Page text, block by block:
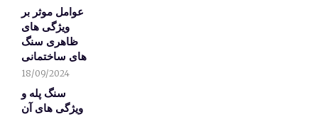
عوامل موثر بر
ویژگی های
ظاهری سنگ
های ساختمانی
18/09/2024
سنگ پله و
ویژگی های آن